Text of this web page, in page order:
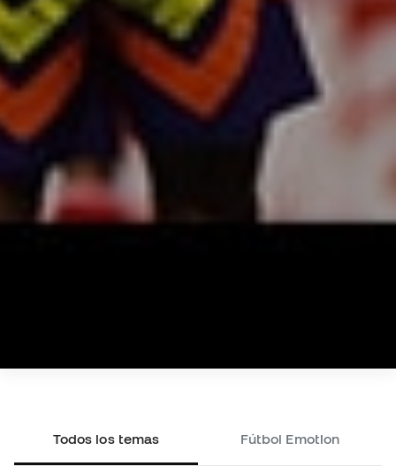
Todos los temas Fútbol Emotion